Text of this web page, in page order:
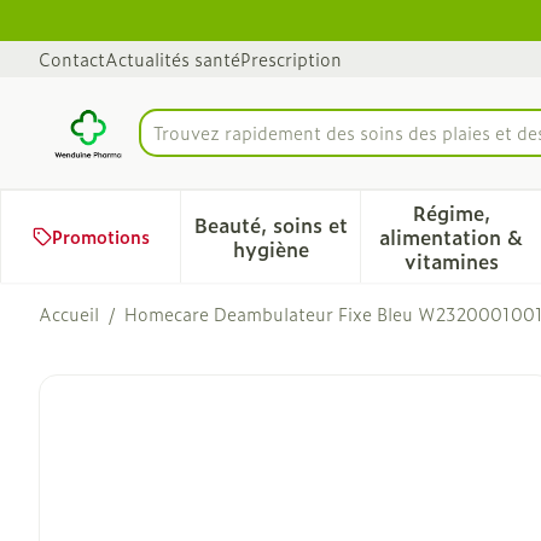
ContactActualités santéPrescription
Rechercher
Trouvez rapidement des soins des plaies et
Promotions
Beauté, soins et
hygièneAfficher le sous-menu pour
Régime,
alimentation &
vitamines
Afficher
Accueil / Homecare Deambulateur Fixe Bleu W2320001001
Homecare